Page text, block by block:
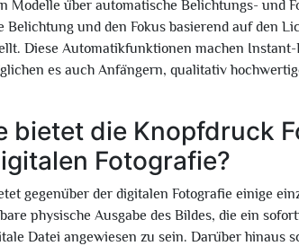
Modelle über automatische Belichtungs- und
Belichtung und den Fokus basierend auf den
Diese Automatikfunktionen machen Instant-
es auch Anfängern, qualitativ
bietet die Knopfdruck
Fotografie?
gegenüber der digitalen Fotografie einige
physische Ausgabe des Bildes, die ein
Datei angewiesen zu sein. Darüber hinaus